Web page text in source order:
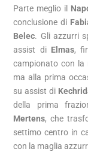
Parte meglio il
conclusione di
Belec. Gli azzurri
assist di Elmas,
campionato con la
ma alla prima
su assist di
della prima
Mertens, che
settimo centro in
con la maglia